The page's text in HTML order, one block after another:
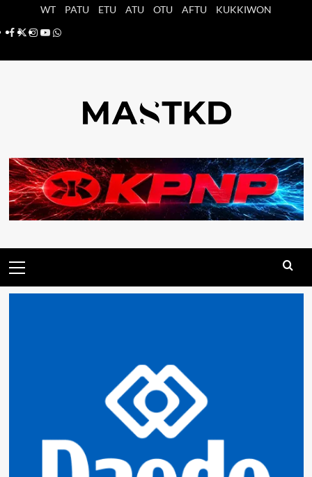
WT PATU ETU ATU OTU AFTU
KUKKIWON
Facebook
X Instagram
YouTube
Whatsapp
principal